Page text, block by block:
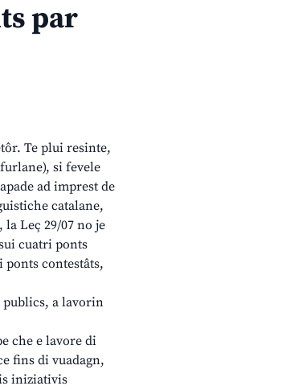
par
Te plui resinte,
si fevele
ad imprest de
catalane,
Leç 29/07 no je
cuatri ponts
contestâts,
publics, a lavorin
che e lavore di
fins di vuadagn,
iniziativis